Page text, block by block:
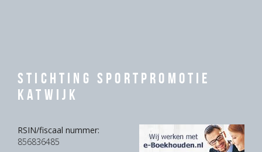
Stichting Sportpromotie
Katwijk
RSIN/fiscaal nummer:
856836485